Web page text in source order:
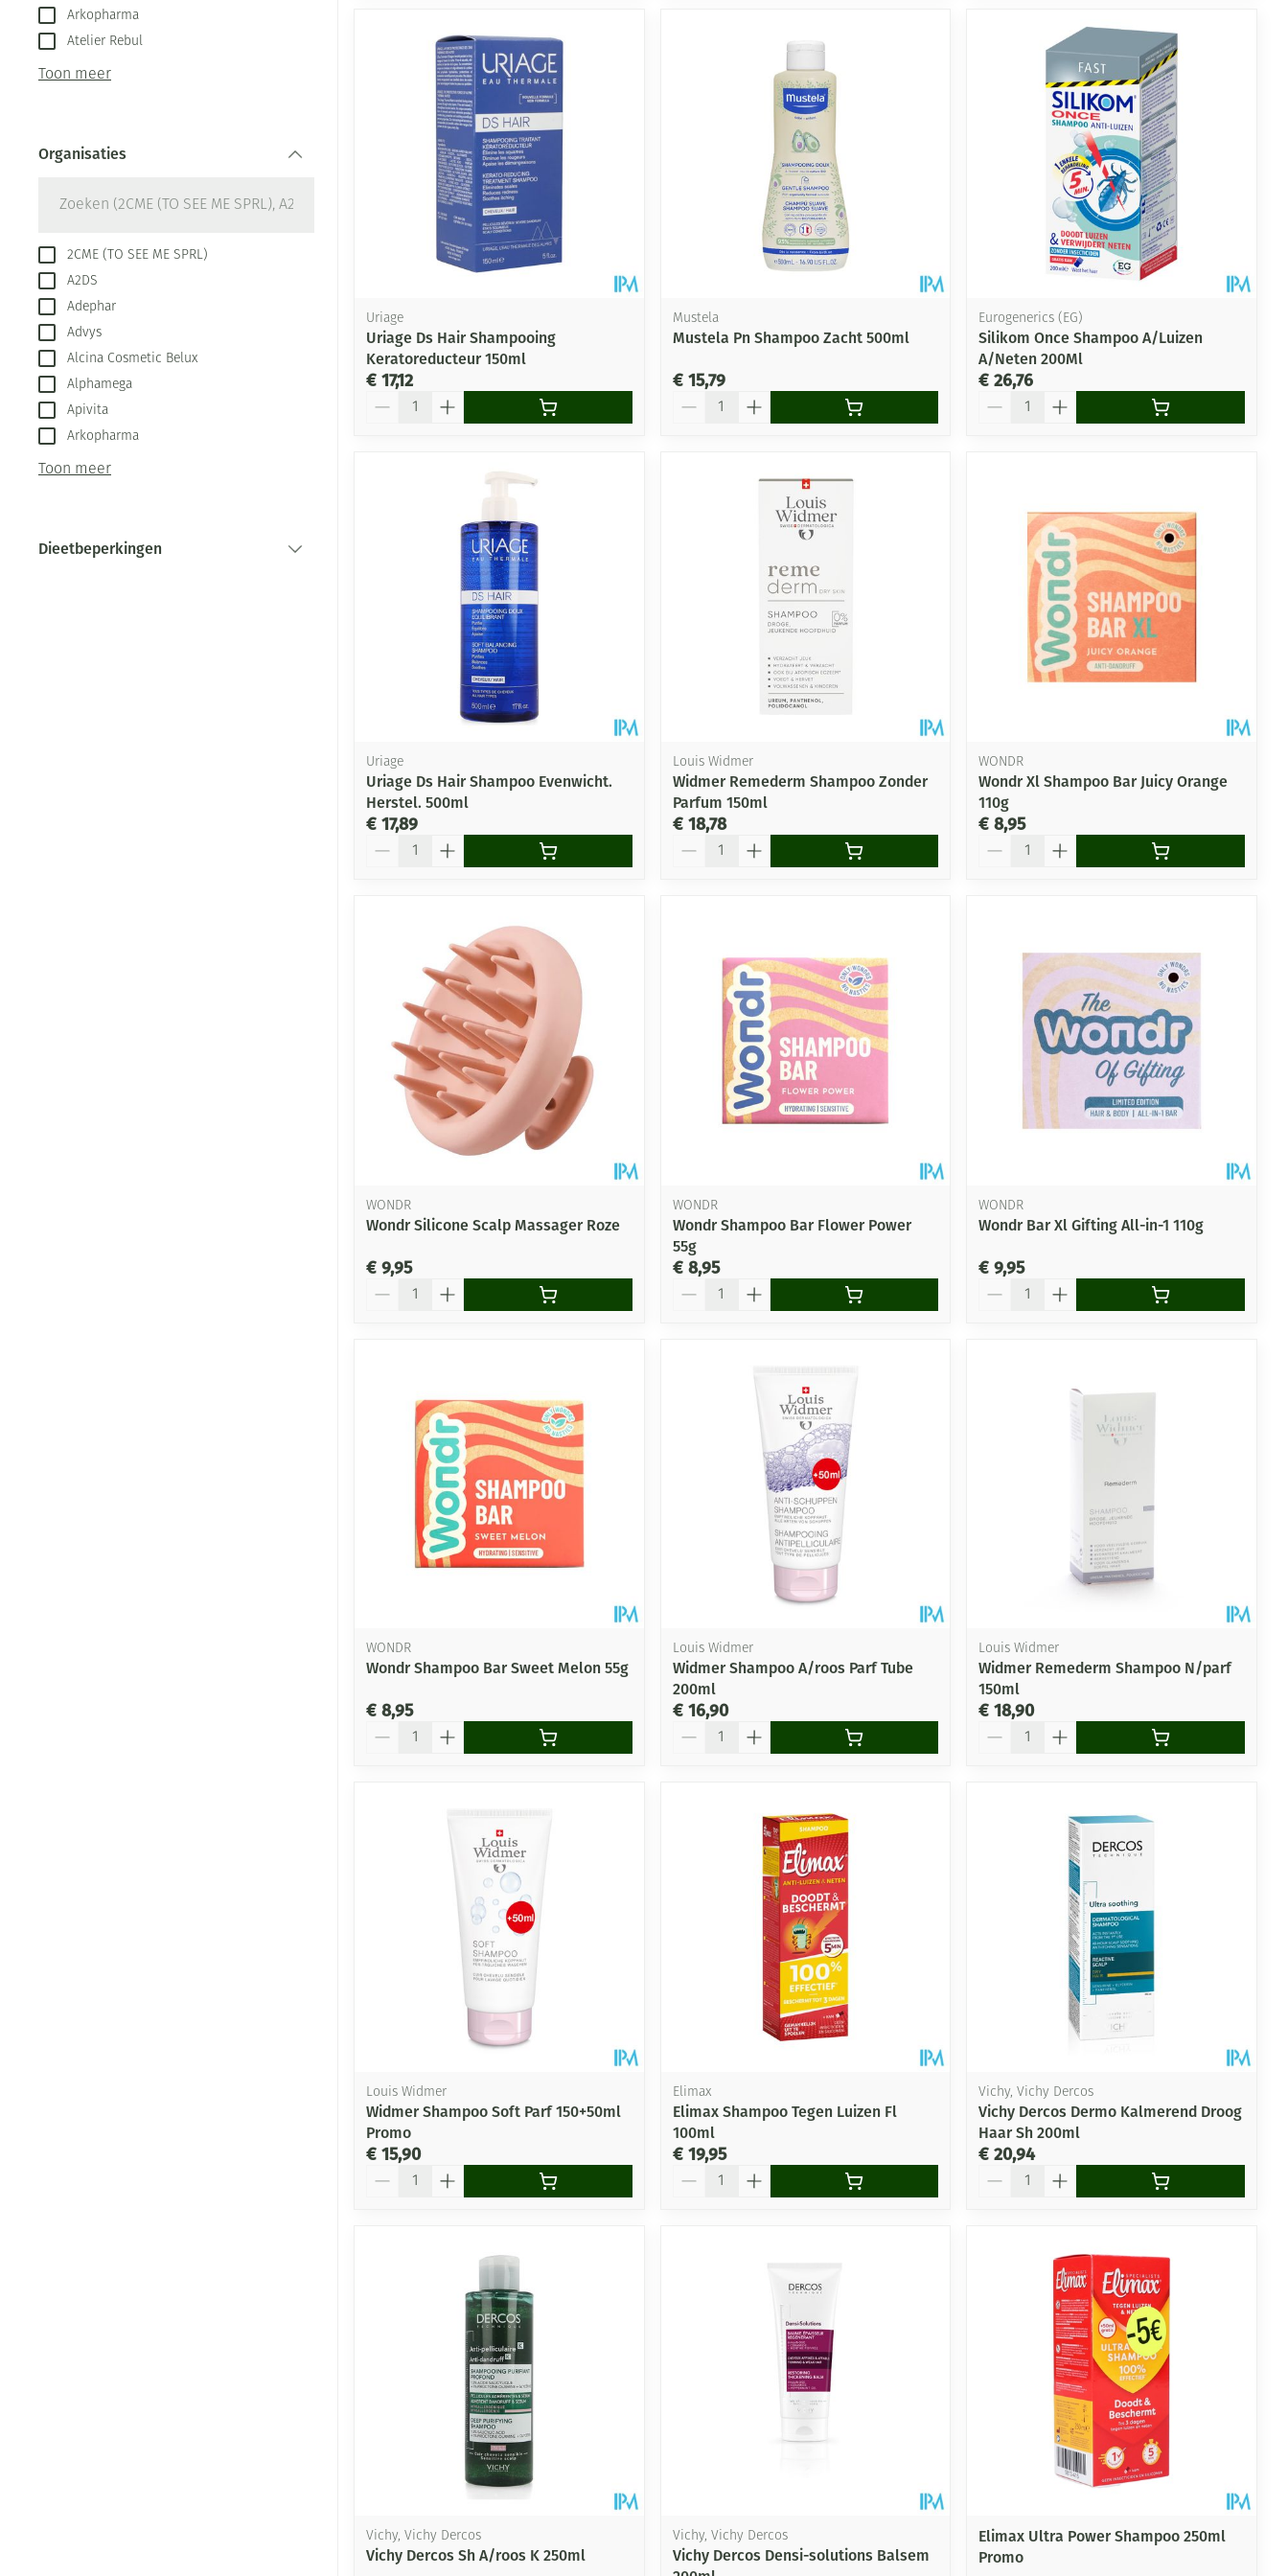
Arkopharma
Atelier Rebul
Toon meer
Organisaties
2CME (TO SEE ME SPRL)
A2DS
Adephar
Advys
Alcina Cosmetic Belux
Alphamega
Apivita
Arkopharma
Toon meer
Dieetbeperkingen
Uriage
Uriage Ds Hair Shampooing
Keratoreducteur 150ml
€ 17,12
Mustela
Mustela Pn Shampoo Zacht 500ml
€ 15,79
Eurogenerics (EG)
Silikom Once Shampoo A/Luizen
A/Neten 200Ml
€ 26,76
Uriage
Uriage Ds Hair Shampoo Evenwicht.
Herstel. 500ml
€ 17,89
Louis Widmer
Widmer Remederm Shampoo Zonder
Parfum 150ml
€ 18,78
WONDR
Wondr Xl Shampoo Bar Juicy Orange
110g
€ 8,95
WONDR
Wondr Silicone Scalp Massager Roze
€ 9,95
WONDR
Wondr Shampoo Bar Flower Power
55g
€ 8,95
WONDR
Wondr Bar Xl Gifting All-in-1 110g
€ 9,95
WONDR
Wondr Shampoo Bar Sweet Melon 55g
€ 8,95
Louis Widmer
Widmer Shampoo A/roos Parf Tube
200ml
€ 16,90
Louis Widmer
Widmer Remederm Shampoo N/parf
150ml
€ 18,90
Louis Widmer
Widmer Shampoo Soft Parf 150+50ml
Promo
€ 15,90
Elimax
Elimax Shampoo Tegen Luizen Fl
100ml
€ 19,95
Vichy, Vichy Dercos
Vichy Dercos Dermo Kalmerend Droog
Haar Sh 200ml
€ 20,94
Vichy, Vichy Dercos
Vichy Dercos Sh A/roos K 250ml
Vichy, Vichy Dercos
Vichy Dercos Densi-solutions Balsem
Elimax Ultra Power Shampoo 250ml
Promo